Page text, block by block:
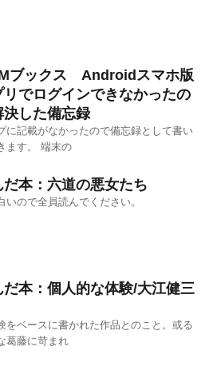
ブックス Androidスマホ版
リでログインできなかったの
決した備忘録
に記載がなかったので備忘録として書い
ます。 端末の
だ本：六道の悪女たち
いので全員読んでください。
だ本：個人的な体験/大江健三
をベースに書かれた作品とのこと。或る
葛藤に苛まれ